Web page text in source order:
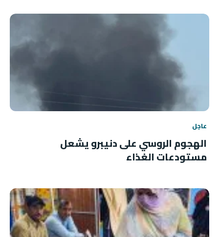
عاجل
الهجوم الروسي على دنيبرو يشعل
مستودعات الغذاء